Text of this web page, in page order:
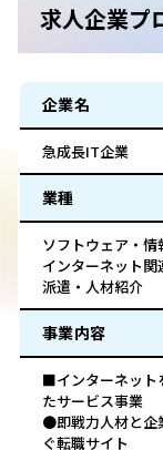
求人企業プ
企業名
急成長IT企業
業種
ソフトウェア・情
インターネット関
派遣・人材紹介
事業内容
■インターネット
たサービス事業
●即戦力人材と企
ぐ転職サイト